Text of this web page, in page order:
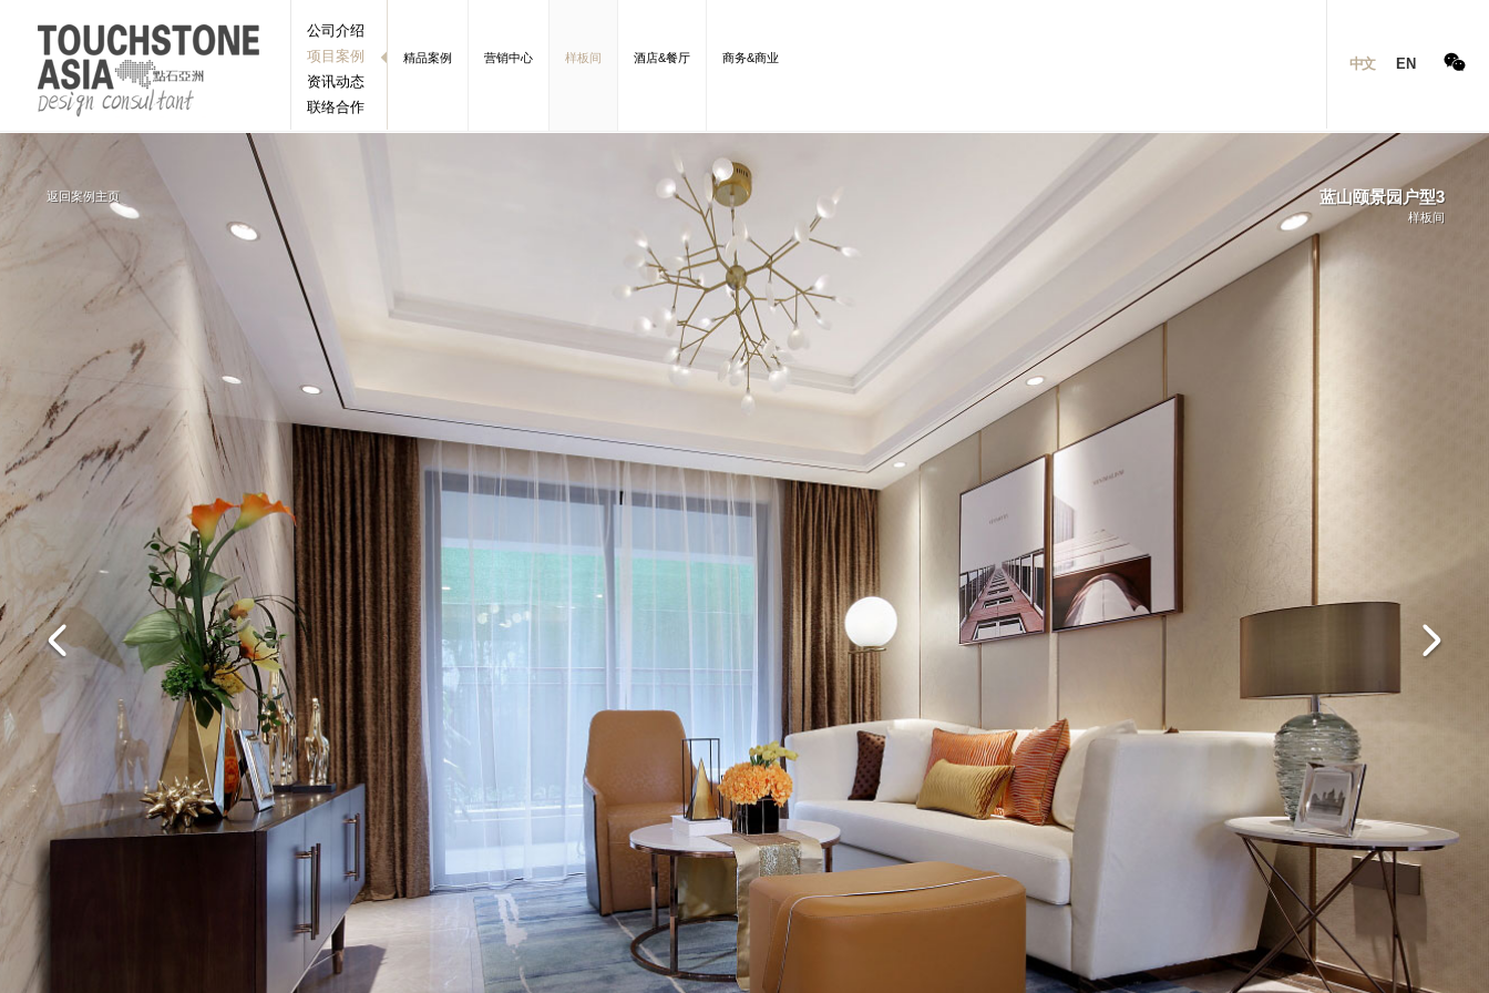
公司介绍
项目案例
资讯动态
联络合作
精品案例 营销中心 样板间 酒店&餐厅 商务&商业 中文 EN
TOUCH STONE ASIA
返回案例主页 蓝山颐景园户型3
样板间